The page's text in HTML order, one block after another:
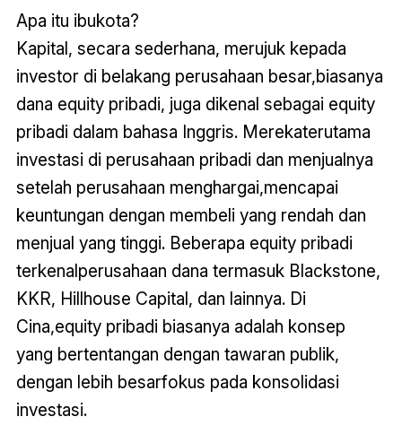
Apa itu ibukota?
Kapital, secara sederhana, merujuk kepada
investor di belakang perusahaan besar,biasanya
dana equity pribadi, juga dikenal sebagai equity
pribadi dalam bahasa Inggris. Merekaterutama
investasi di perusahaan pribadi dan menjualnya
setelah perusahaan menghargai,mencapai
keuntungan dengan membeli yang rendah dan
menjual yang tinggi. Beberapa equity pribadi
terkenalperusahaan dana termasuk Blackstone,
KKR, Hillhouse Capital, dan lainnya. Di
Cina,equity pribadi biasanya adalah konsep
yang bertentangan dengan tawaran publik,
dengan lebih besarfokus pada konsolidasi
investasi.